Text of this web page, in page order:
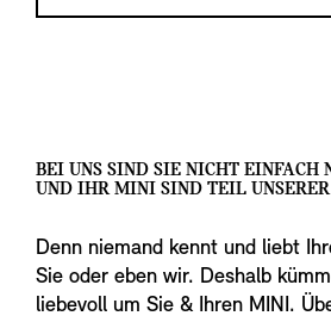
BEI UNS SIND SIE NICHT EINFACH
UND IHR MINI SIND TEIL
Denn niemand kennt und liebt
Sie oder eben wir. Deshalb
liebevoll um Sie & Ihren MINI.